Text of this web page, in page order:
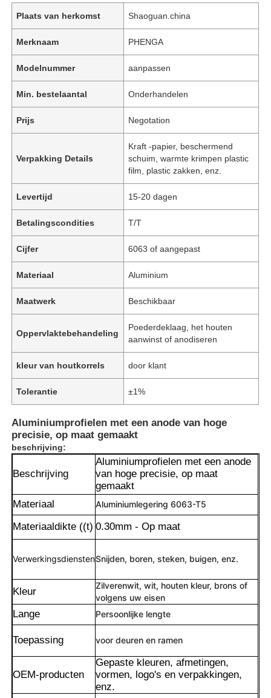
Plaats van herkomst Shaoguan.china
Merknaam PHENGA
Modelnummer aanpassen
Min. bestelaantal Onderhandelen
Prijs Negotation
Verpakking Details
Kraft -papier, beschermend
schuim, warmte krimpen plastic
film, plastic zakken, enz.
Levertijd 15-20 dagen
Betalingscondities T/T
Cijfer 6063 of aangepast
Materiaal Aluminium
Maatwerk Beschikbaar
Oppervlaktebehandeling
Poederdeklaag, het houten
aanwinst of anodiseren
kleur van houtkorrels door klant
Tolerantie ±1%
Aluminiumprofielen met een anode van hoge
precisie, op maat gemaakt
beschrijving:
Beschrijving
Aluminiumprofielen met een anode
van hoge precisie, op maat
gemaakt
Materiaal
Aluminiumlegering 6063-T5
Materiaaldikte ((t) 0.30mm - Op maat
VerwerkingsdienstenSnijden, boren, steken, buigen, enz.
Kleur
Zilverenwit, wit, houten kleur, brons of
volgens uw eisen
Lange Persoonlijke lengte
Toepassing voor deuren en ramen
OEM-producten
Gepaste kleuren, afmetingen,
vormen, logo's en verpakkingen,
enz.